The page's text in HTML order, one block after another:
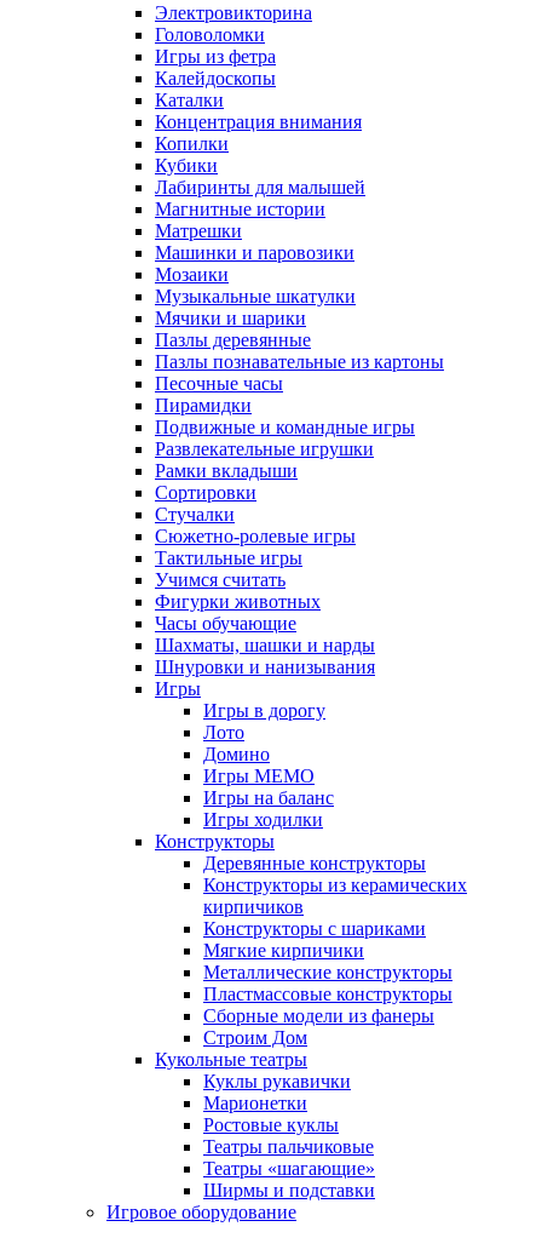
Электровикторина
Головоломки
Игры из фетра
Калейдоскопы
Каталки
Концентрация внимания
Копилки
Кубики
Лабиринты для малышей
Магнитные истории
Матрешки
Машинки и паровозики
Мозаики
Музыкальные шкатулки
Мячики и шарики
Пазлы деревянные
Пазлы познавательные из картоны
Песочные часы
Пирамидки
Подвижные и командные игры
Развлекательные игрушки
Рамки вкладыши
Сортировки
Стучалки
Сюжетно-ролевые игры
Тактильные игры
Учимся считать
Фигурки животных
Часы обучающие
Шахматы, шашки и нарды
Шнуровки и нанизывания
Игры
Игры в дорогу
Лото
Домино
Игры МЕМО
Игры на баланс
Игры ходилки
Конструкторы
Деревянные конструкторы
Конструкторы из керамических
кирпичиков
Конструкторы с шариками
Мягкие кирпичики
Металлические конструкторы
Пластмассовые конструкторы
Сборные модели из фанеры
Строим Дом
Кукольные театры
Куклы рукавички
Марионетки
Ростовые куклы
Театры пальчиковые
Театры «шагающие»
Ширмы и подставки
Игровое оборудование